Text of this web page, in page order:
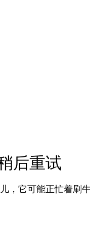
后重试
，它可能正忙着刷